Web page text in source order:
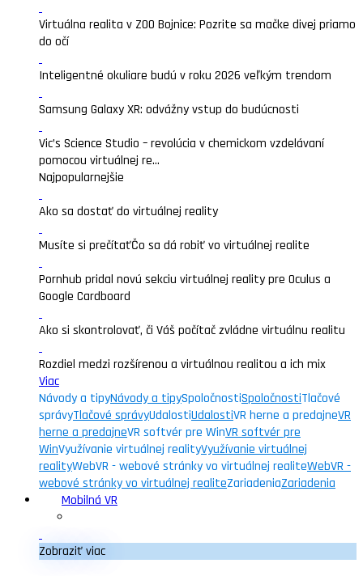
Virtuálna realita v ZOO Bojnice: Pozrite sa mačke divej priamo
do očí
Inteligentné okuliare budú v roku 2026 veľkým trendom
Samsung Galaxy XR: odvážny vstup do budúcnosti
Vic’s Science Studio – revolúcia v chemickom vzdelávaní
pomocou virtuálnej re...
Najpopularnejšie
Ako sa dostať do virtuálnej reality
Musíte si prečítaťČo sa dá robiť vo virtuálnej realite
Pornhub pridal novú sekciu virtuálnej reality pre Oculus a
Google Cardboard
Ako si skontrolovať, či Váš počítač zvládne virtuálnu realitu
Rozdiel medzi rozšírenou a virtuálnou realitou a ich mix
Viac
Návody a tipyNávody a tipySpoločnostiSpoločnostiTlačové
správyTlačové správyUdalostiUdalostiVR herne a predajneVR
herne a predajneVR softvér pre WinVR softvér pre
WinVyužívanie virtuálnej realityVyužívanie virtuálnej
realityWebVR - webové stránky vo virtuálnej realiteWebVR -
webové stránky vo virtuálnej realiteZariadeniaZariadenia
Mobilná VR
Zobraziť viac